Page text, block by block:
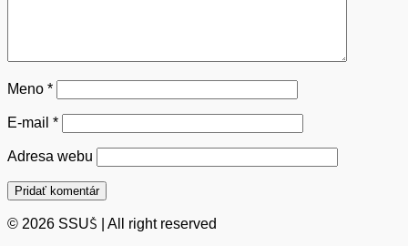
Meno *
E-mail *
Adresa webu
© 2026 SSUŠ | All right reserved